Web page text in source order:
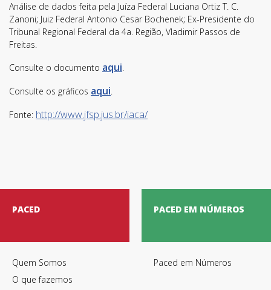
Análise de dados feita pela Juíza Federal Luciana Ortiz T. C.
Zanoni; Juiz Federal Antonio Cesar Bochenek; Ex-Presidente do
Tribunal Regional Federal da 4a. Região, Vladimir Passos de
Freitas.
Consulte o documento aqui.
Consulte os gráficos aqui.
Fonte: http://www.jfsp.jus.br/iaca/
PACED
Quem Somos
O que fazemos
PACED EM NÚMEROS
Paced em Números